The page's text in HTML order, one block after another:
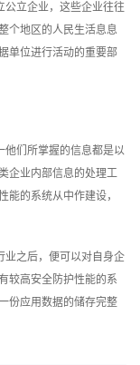
公立企业，这些企业往往
个地区的人民生活息息
单位进行活动的重要部
他们所掌握的信息都是以
企业内部信息的处理工
能的系统从中作建设，
业之后，便可以对自身企
较高安全防护性能的系
份应用数据的储存完整